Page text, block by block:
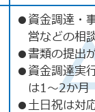
●資金調達・
営などの相
●書類の提出
●資金調達実
は1〜2か月
●土日祝は対